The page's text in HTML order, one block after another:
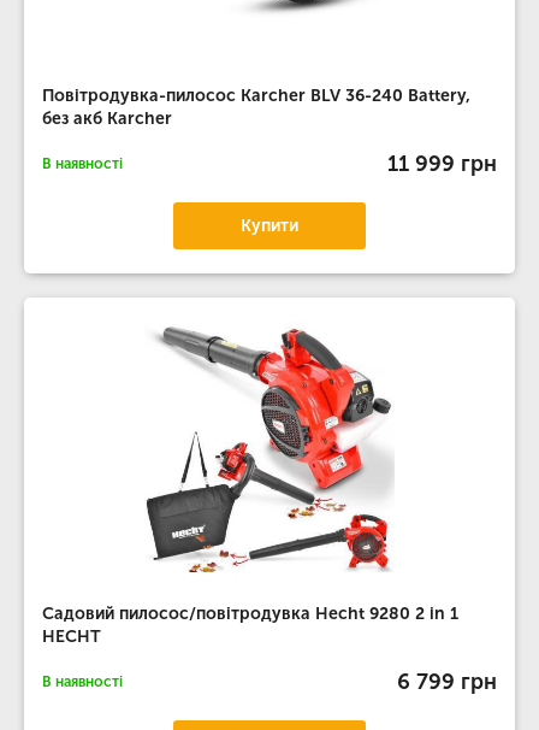
Повітродувка-пилосос Karcher BLV 36-240 Battery,
без акб Karcher
В наявності 11 999 грн
Купити
Садовий пилосос/повітродувка Hecht 9280 2 in 1
HECHT
В наявності 6 799 грн